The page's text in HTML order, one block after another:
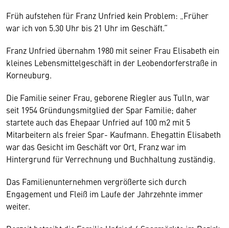
Früh aufstehen für Franz Unfried kein Problem: „Früher
war ich von 5.30 Uhr bis 21 Uhr im Geschäft.“
Franz Unfried übernahm 1980 mit seiner Frau Elisabeth ein
kleines Lebensmittelgeschäft in der Leobendorferstraße in
Korneuburg.
Die Familie seiner Frau, geborene Riegler aus Tulln, war
seit 1954 Gründungsmitglied der Spar Familie; daher
startete auch das Ehepaar Unfried auf 100 m2 mit 5
Mitarbeitern als freier Spar- Kaufmann. Ehegattin Elisabeth
war das Gesicht im Geschäft vor Ort, Franz war im
Hintergrund für Verrechnung und Buchhaltung zuständig.
Das Familienunternehmen vergrößerte sich durch
Engagement und Fleiß im Laufe der Jahrzehnte immer
weiter.